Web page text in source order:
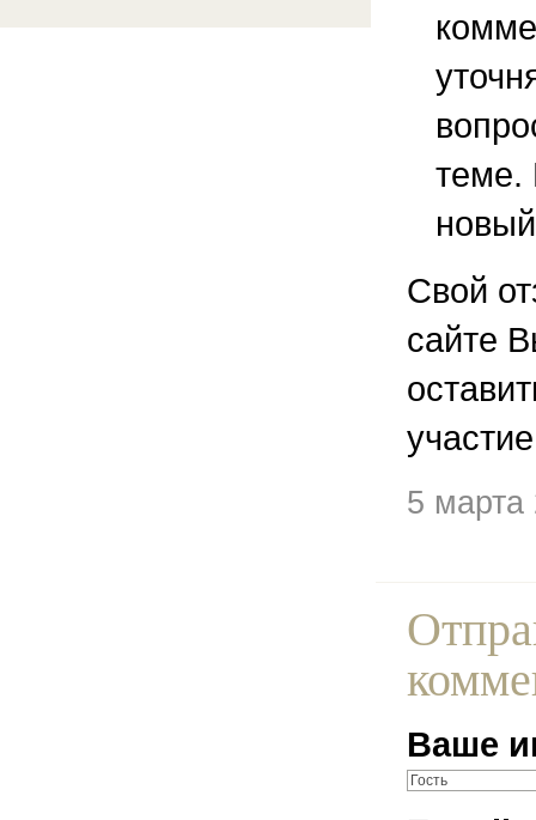
теме.
Свой
сайте
5
Ваше